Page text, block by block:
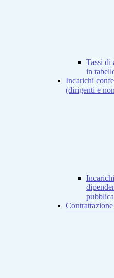
Tassi di
in
Incarichi
(dirigenti e